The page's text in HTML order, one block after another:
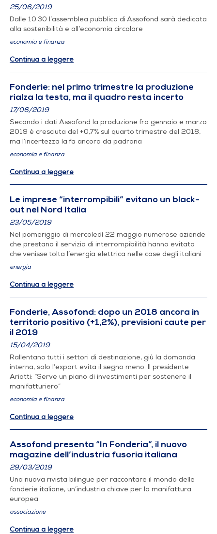
25/06/2019
Dalle 10:30 l’assemblea pubblica di Assofond sarà dedicata
alla sostenibilità e all’economia circolare
economia e finanza
Continua a leggere
Fonderie: nel primo trimestre la produzione
rialza la testa, ma il quadro resta incerto
17/06/2019
Secondo i dati Assofond la produzione fra gennaio e marzo
2019 è cresciuta del +0,7% sul quarto trimestre del 2018,
ma l’incertezza la fa ancora da padrona
economia e finanza
Continua a leggere
Le imprese “interrompibili” evitano un black-
out nel Nord Italia
23/05/2019
Nel pomeriggio di mercoledì 22 maggio numerose aziende
che prestano il servizio di interrompibilità hanno evitato
che venisse tolta l’energia elettrica nelle case degli italiani
energia
Continua a leggere
Fonderie, Assofond: dopo un 2018 ancora in
territorio positivo (+1,2%), previsioni caute per
il 2019
15/04/2019
Rallentano tutti i settori di destinazione, giù la domanda
interna, solo l’export evita il segno meno. Il presidente
Ariotti: “Serve un piano di investimenti per sostenere il
manifatturiero”
economia e finanza
Continua a leggere
Assofond presenta “In Fonderia”, il nuovo
magazine dell’industria fusoria italiana
29/03/2019
Una nuova rivista bilingue per raccontare il mondo delle
fonderie italiane, un’industria chiave per la manifattura
europea
associazione
Continua a leggere